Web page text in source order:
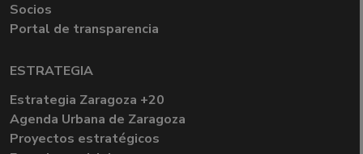
Socios
Portal de transparencia
ESTRATEGIA
Estrategia Zaragoza +20
Agenda Urbana de Zaragoza
Proyectos estratégicos